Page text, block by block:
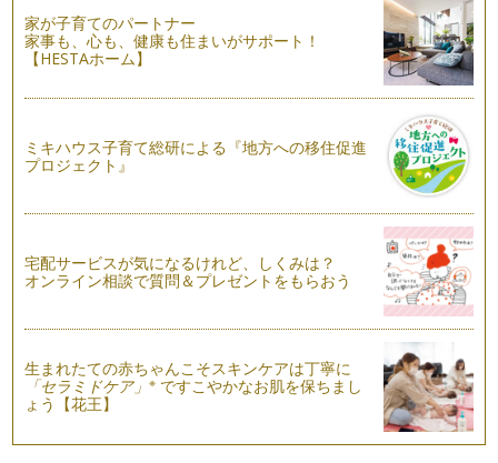
もうすぐ夏休みですね。お子様と一緒に飛行機にのっておでか
けをするご予定の方もいらっしゃるの…
夏休みを前にして、私の住んでいるエリアでは各幼稚園の説明
梅雨を素敵に過ごす！雨の日の上質マナー
関東地方も梅雨入りしましたね。観測史上３番目に早い梅雨入
りだそうです・・・。 春と…
美ママ的 アクセサリーマナー
季節も暖かくなり、アクセサリーが映える服装が多くなります
入園、入学式など改まったイベントが多い春。皆さまは、お子
様のご入園、ご入学など経験されまし…
家が子育てのパートナー
家事も、心も、健康も住まいがサポート！
【HESTAホーム】
ミキハウス子育て総研による『地方への移住促進
プロジェクト』
宅配サービスが気になるけれど、しくみは？
オンライン相談で質問＆プレゼントをもらおう
生まれたての赤ちゃんこそスキンケアは丁寧に
「セラミドケア」※ ですこやかなお肌を保ちまし
ょう【花王】